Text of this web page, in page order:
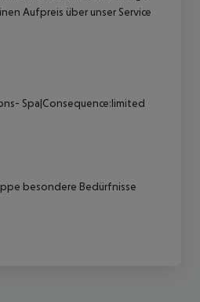
Aufpreis über unser Service
Spa|Consequence:limited
besondere Bedürfnisse